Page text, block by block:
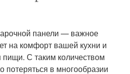
Панель с оптимальной
мощностью
панели — важное
на комфорт вашей кухни и
пищи. С таким количеством
потеряться в многообразии